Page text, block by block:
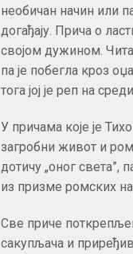
необичан начин или
догађају. Прича о
својом дужином.
па је побегла кроз
тога јој је реп на
У причама које је
загробни живот и
дотичу „оног света”,
из призме ромских
Све приче
сакупљача и